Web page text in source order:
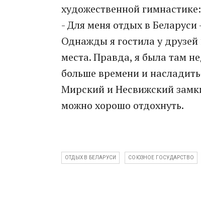
художественной гимнастике:
- Для меня отдых в
Однажды я гостила у друзей
места. Правда, я была там
больше времени и
Мирский и Несвижский
можно хорошо отдохнуть.
ОТДЫХ В БЕЛАРУСИ СОЮЗНОЕ ГОСУДАРСТВО